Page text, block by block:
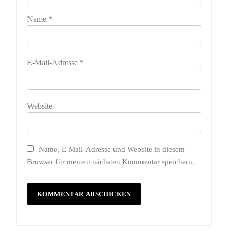
Name *
E-Mail-Adresse *
Website
Name, E-Mail-Adresse und Website in diesem
Browser für meinen nächsten Kommentar speichern.